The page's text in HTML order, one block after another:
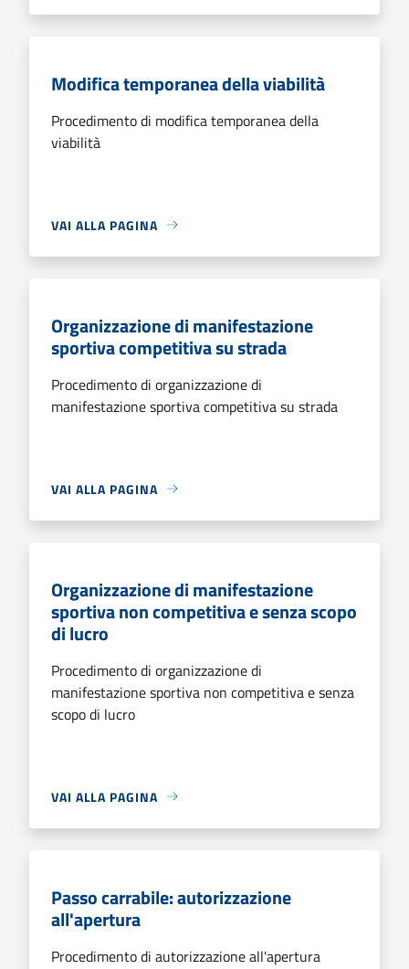
Modifica temporanea della viabilità
Procedimento di modifica temporanea della
viabilità
VAI ALLA PAGINA
Organizzazione di manifestazione
sportiva competitiva su strada
Procedimento di organizzazione di
manifestazione sportiva competitiva su strada
VAI ALLA PAGINA
Organizzazione di manifestazione
sportiva non competitiva e senza scopo
di lucro
Procedimento di organizzazione di
manifestazione sportiva non competitiva e senza
scopo di lucro
VAI ALLA PAGINA
Passo carrabile: autorizzazione
all'apertura
Procedimento di autorizzazione all'apertura